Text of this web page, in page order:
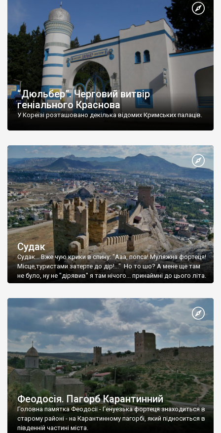
“Дюльбер”. Черговий витвір
геніального Краснова
У Кореїзі розташовано декілька відомих Кримських палаців.
Судак
Судак... Вже чую крики в спину: "Ааа, попса! Муляжна фортеця!
Місце,туристами затерте до дір!..." Но то шо? А мене ще там
не було, ну не "дірявив" я там нічого... принаймні до цього літа.
Феодосія. Пагорб Карантинний
Головна памятка Феодосії - Генуезька фортеця знаходиться в
старому районі - на Карантинному пагорбі, який підноситься в
південній частині міста.